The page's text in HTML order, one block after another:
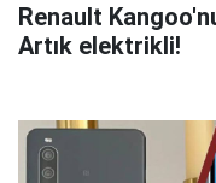
Renault
Artık elektrikli!